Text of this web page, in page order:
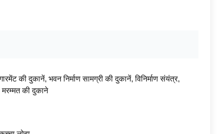
की दुकानें, भवन निर्माण सामग्री की दुकानें, विनिर्माण संयंत्र,
मरम्मत की दुकाने